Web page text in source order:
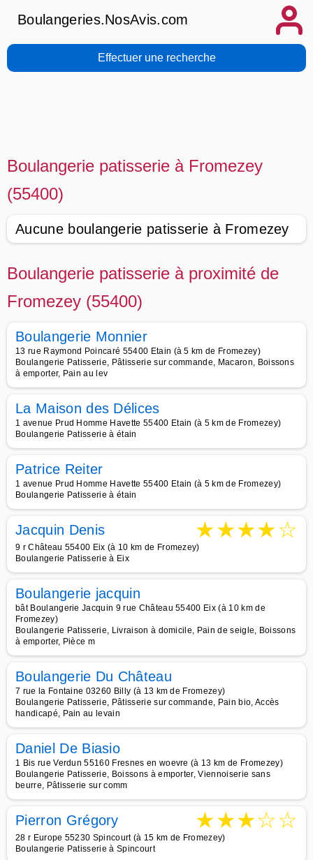
Boulangeries.NosAvis.com
Effectuer une recherche
Boulangerie patisserie à Fromezey
(55400)
Aucune boulangerie patisserie à Fromezey
Boulangerie patisserie à proximité de
Fromezey (55400)
Boulangerie Monnier
13 rue Raymond Poincaré 55400 Etain (à 5 km de Fromezey)
Boulangerie Patisserie, Pâtisserie sur commande, Macaron, Boissons
à emporter, Pain au lev
La Maison des Délices
1 avenue Prud Homme Havette 55400 Etain (à 5 km de Fromezey)
Boulangerie Patisserie à étain
Patrice Reiter
1 avenue Prud Homme Havette 55400 Etain (à 5 km de Fromezey)
Boulangerie Patisserie à étain
Jacquin Denis ★★★★☆
9 r Château 55400 Eix (à 10 km de Fromezey)
Boulangerie Patisserie à Eix
Boulangerie jacquin
bât Boulangerie Jacquin 9 rue Château 55400 Eix (à 10 km de
Fromezey)
Boulangerie Patisserie, Livraison à domicile, Pain de seigle, Boissons
à emporter, Pièce m
Boulangerie Du Château
7 rue la Fontaine 03260 Billy (à 13 km de Fromezey)
Boulangerie Patisserie, Pâtisserie sur commande, Pain bio, Accès
handicapé, Pain au levain
Daniel De Biasio
1 Bis rue Verdun 55160 Fresnes en woevre (à 13 km de Fromezey)
Boulangerie Patisserie, Boissons à emporter, Viennoiserie sans
beurre, Pâtisserie sur comm
Pierron Grégory ★★★☆☆
28 r Europe 55230 Spincourt (à 15 km de Fromezey)
Boulangerie Patisserie à Spincourt